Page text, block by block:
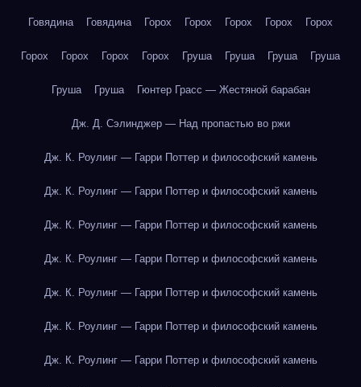
Говядина Говядина Горох Горох Горох Горох Горох
Горох Горох Горох Горох Груша Груша Груша Груша
Груша Груша Гюнтер Грасс — Жестяной барабан
Дж. Д. Сэлинджер — Над пропастью во ржи
Дж. К. Роулинг — Гарри Поттер и философский камень
Дж. К. Роулинг — Гарри Поттер и философский камень
Дж. К. Роулинг — Гарри Поттер и философский камень
Дж. К. Роулинг — Гарри Поттер и философский камень
Дж. К. Роулинг — Гарри Поттер и философский камень
Дж. К. Роулинг — Гарри Поттер и философский камень
Дж. К. Роулинг — Гарри Поттер и философский камень